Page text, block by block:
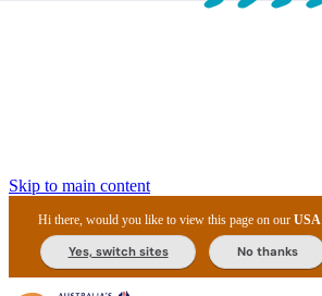
Skip to main content
Hi there, would you like to view this page on ourUSA
Yes, switch sites No thanks
ジ